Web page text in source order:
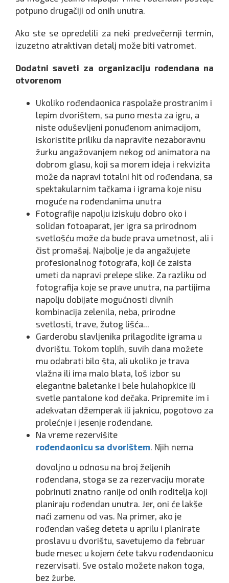
potpuno drugačiji od onih unutra.
Ako ste se opredelili za neki predvečernji termin,
izuzetno atraktivan detalj može biti vatromet.
Dodatni saveti za organizaciju rođendana na
otvorenom
Ukoliko rođendaonica raspolaže prostranim i
lepim dvorištem, sa puno mesta za igru, a
niste oduševljeni ponuđenom animacijom,
iskoristite priliku da napravite nezaboravnu
žurku angažovanjem nekog od animatora na
dobrom glasu, koji sa morem ideja i rekvizita
može da napravi totalni hit od rođendana, sa
spektakularnim tačkama i igrama koje nisu
moguće na rođendanima unutra
Fotografije napolju iziskuju dobro oko i
solidan fotoaparat, jer igra sa prirodnom
svetlošću može da bude prava umetnost, ali i
čist promašaj. Najbolje je da angažujete
profesionalnog fotografa, koji će zaista
umeti da napravi prelepe slike. Za razliku od
fotografija koje se prave unutra, na partijima
napolju dobijate mogućnosti divnih
kombinacija zelenila, neba, prirodne
svetlosti, trave, žutog lišća...
Garderobu slavljenika prilagodite igrama u
dvorištu. Tokom toplih, suvih dana možete
mu odabrati bilo šta, ali ukoliko je trava
vlažna ili ima malo blata, loš izbor su
elegantne baletanke i bele hulahopkice ili
svetle pantalone kod dečaka. Pripremite im i
adekvatan džemperak ili jaknicu, pogotovo za
prolećnje i jesenje rođendane.
Na vreme rezervišite
rođendaonicu sa dvorištem . Njih nema
dovoljno u odnosu na broj željenih
rođendana, stoga se za rezervaciju morate
pobrinuti znatno ranije od onih roditelja koji
planiraju rođendan unutra. Jer, oni će lakše
naći zamenu od vas. Na primer, ako je
rođendan vašeg deteta u aprilu i planirate
proslavu u dvorištu, savetujemo da februar
bude mesec u kojem ćete takvu rođendaonicu
rezervisati. Sve ostalo možete nakon toga,
bez žurbe.